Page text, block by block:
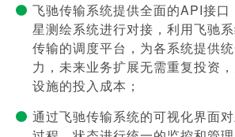
飞驰传输系统提供全面的API接口
星测绘系统进行对接，利用飞驰
传输的调度平台，为各系统提供
力，未来业务扩展无需重复投资
设施的投入成本；
通过飞驰传输系统的可视化界面